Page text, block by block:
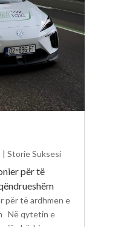
për të
| Storie Suksesi
për të ardhmen e
Në qytetin e